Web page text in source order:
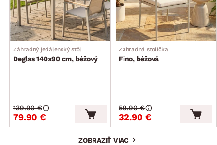
Záhradný jedálenský stôl
Deglas 140x90 cm, béžový
79.90 €
139.90 €
Zahradná stolička
Fino, béžová
32.90 €
59.90 €
ZOBRAZIŤ VIAC